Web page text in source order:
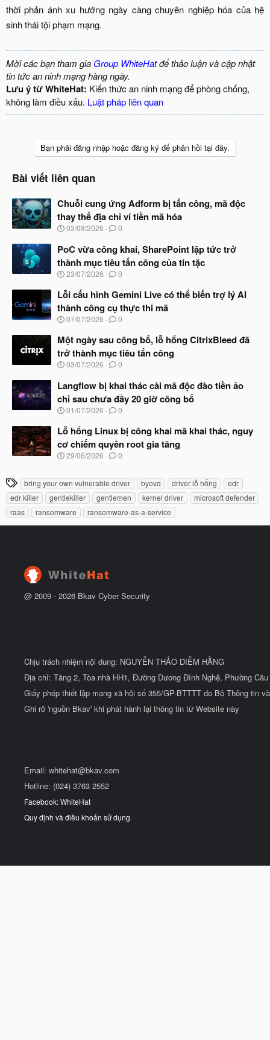
thời phản ánh xu hướng ngày càng chuyên nghiệp hóa của hệ
sinh thái tội phạm mạng.
Mời các bạn tham gia Group WhiteHatđể thảo luận và cập nhật
tin tức an ninh mạng hàng ngày.
Lưu ý từ WhiteHat: Kiến thức an ninh mạng để phòng chống,
không làm điều xấu. Luật pháp liên quan
Bạn phải đăng nhập hoặc đăng ký để phản hồi tại đây.
Bài viết liên quan
Chuỗi cung ứng Adform bị tấn công, mã độc
thay thế địa chỉ ví tiền mã hóa
N
à
y
b
ắ
đ
ầ
u
03/08/2026 0
PoC vừa công khai, SharePoint lập tức trở
thành mục tiêu tấn công của tin tặc
N
à
b
ắ
đ
ầ
u
23/07/2026 0
Lỗi cấu hình Gemini Live có thể biến trợ lý AI
thành công cụ thực thi mã
N
à
y
b
ắ
đ
ầ
u
07/07/2026 0
Một ngày sau công bố, lỗ hổng CitrixBleed đã
trở thành mục tiêu tấn công
N
à
y
b
ắ
đ
ầ
u
03/07/2026 0
Langflow bị khai thác cài mã độc đào tiền ảo
chỉ sau chưa đầy 20 giờ công bố
N
à
b
ắ
đ
ầ
u
01/07/2026 0
Lỗ hổng Linux bị công khai mã khai thác, nguy
cơ chiếm quyền root gia tăng
N
y
b
ắ
t
29/06/2026 0
T
h
ẻ
bring your own vulnerable driver byovd driver lỗ hổng
edr
edr killer
gentlekiller gentlemen kernel driver
microsoft defender
raas
ransomware ransomware-as-a-service
@ 2009 - 2026 Bkav Cyber Security
Chịu trách nhiệm nội dung: NGUYỄN THẢO DIỄM HẰNG
Địa chỉ: Tầng 2, Tòa nhà HH1, Đường Dương Đình Nghệ, Phường
Giấy phép thiết lập mạng xã hội số 355/GP-BTTTT do Bộ Thông tin
Ghi rõ 'nguồn Bkav' khi phát hành lại thông tin từ Website này
Email: whitehat@bkav.com
Hotline: (024) 3763 2552
Facebook: WhiteHat
Quy định và điều khoản sử dụng